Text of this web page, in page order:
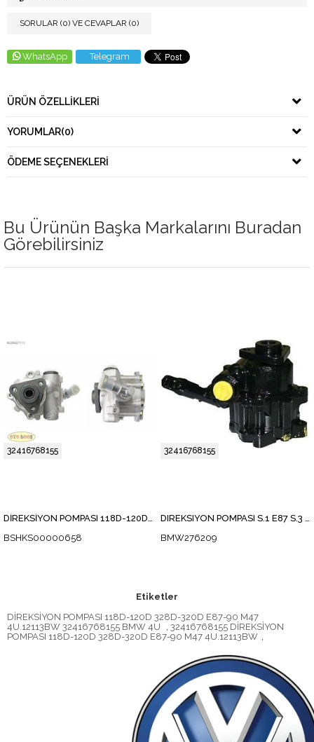
SORULAR (0) VE CEVAPLAR (0)
WhatsApp Telegram
ÜRÜN ÖZELLIKLERI
YORUMLAR(0)
ÖDEME SEÇENEKLERI
Bu Ürünün Başka Markalarını Buradan
Görebilirsiniz
DİREKSİYON POMPASI 118D-120D 328D-320D E87-90 M47
BSHKS00000658
32416768155
DIREKSIYON POMPASI S.1 E87 S.3 E90
BMW276209
32416768155
Etiketler
DİREKSİYON POMPASI 118D-120D 328D-320D E87-90 M47
4U.12113BW 32416768155 BMW 4U
, 32416768155 DİREKSİYON
POMPASI 118D-120D 328D-320D E87-90 M47 4U.12113BW ,